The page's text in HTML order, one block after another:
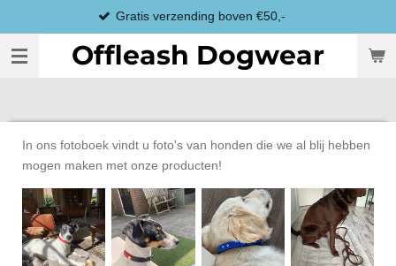
direct
naar
Offleash Dogwear
verzending boven €50,-
In ons fotoboek vindt u foto's van honden die we al blij hebben
mogen maken met onze producten!